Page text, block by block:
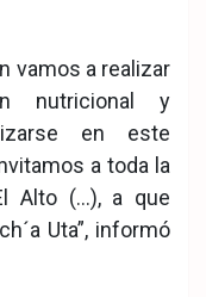
vamos a realizar
nutricional y
en este
a toda la
Alto (…), a que
Uta”, informó